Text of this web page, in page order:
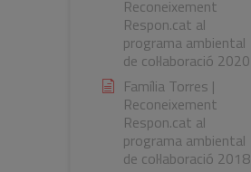
Reconeixement
Respon.cat al
programa ambiental
de col·laboració 2020
Família Torres |
Reconeixement
Respon.cat al
programa ambiental
de col·laboració 2018